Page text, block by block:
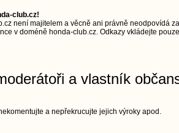
club.cz!
není majitelem a věcně ani právně neodpovídá
v doméně honda-club.cz. Odkazy vkládejte
a vlastník
a nepřekrucujte jejich výroky apod.